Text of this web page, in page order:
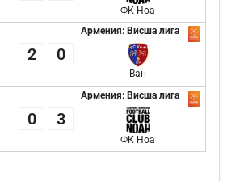
ФК Ноа
Армения: Висша лига
2 0
Ван
Армения: Висша лига
0 3
ФК Ноа